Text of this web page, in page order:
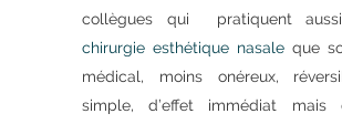
collègues qui pratiquent
chirurgie esthétique nasale que
médical, moins onéreux,
simple, d’effet immédiat mais